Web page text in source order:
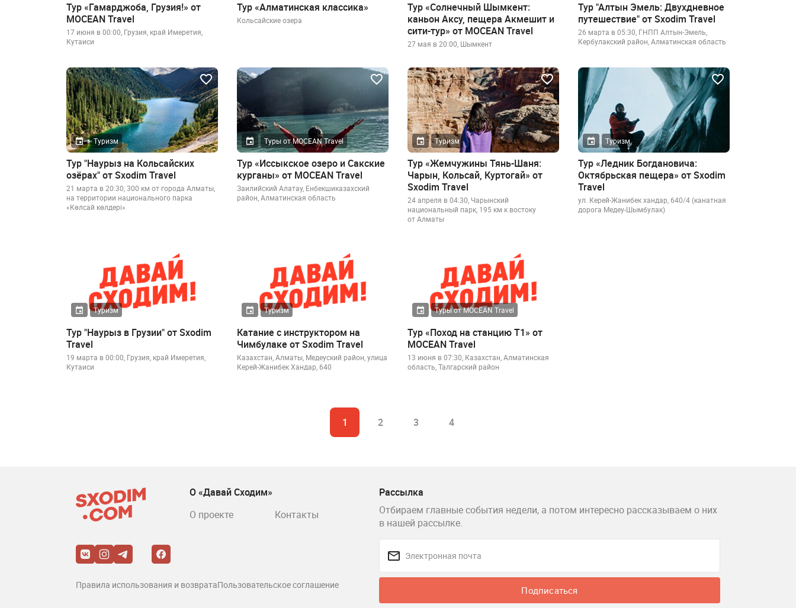
Тур «Гамарджоба, Грузия!» от
MOCEAN Travel
17 июня в 00:00, Грузия, край Имеретия,
Кутаиси
Тур «Алматинская классика»
Кольсайские озера
Тур «Солнечный Шымкент:
каньон Аксу, пещера Акмешит и
сити-тур» от MOCEAN Travel
27 мая в 20:00, Шымкент
Тур "Алтын Эмель: Двухдневное
путешествие" от Sxodim Travel
26 марта в 05:30, ГНПП Алтын-Эмель,
Кербулакский район, Алматинская область
Туризм
Тур "Наурыз на Кольсайских
озёрах" от Sxodim Travel
21 марта в 20:30, 300 км от города Алматы,
на территории национального парка
«Көлсай көлдері»
Туры от MOCEAN Travel
Тур «Иссыкское озеро и Сакские
курганы» от MOCEAN Travel
Заилийский Алатау, Енбекшиказахский
район, Алматинская область
Туризм
Тур «Жемчужины Тянь-Шаня:
Чарын, Кольсай, Куртогай» от
Sxodim Travel
24 апреля в 04:30, Чарынский
национальный парк, 195 км к востоку
от Алматы
Туризм
Тур «Ледник Богдановича:
Октябрьская пещера» от Sxodim
Travel
ул. Керей-Жанибек хандар, 640/4 (канатная
дорога Медеу-Шымбулак)
Туризм
Тур "Наурыз в Грузии" от Sxodim
Travel
19 марта в 00:00, Грузия, край Имеретия,
Кутаиси
Туризм
Катание с инструктором на
Чимбулаке от Sxodim Travel
Казахстан, Алматы, Медеуский район, улица
Керей-Жанибек Хандар, 640
Туры от MOCEAN Travel
Тур «Поход на станцию Т1» от
MOCEAN Travel
13 июня в 07:30, Казахстан, Алматинская
область, Талгарский район
1 2 3 4
Рассылка
Отбираем главные события недели, а потом интересно рассказываем о них
в нашей рассылке.
Подписаться
О «Давай Сходим»
О проекте
Контакты
Правила использования и возвратаПользовательское соглашение